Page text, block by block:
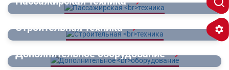
Строительнаятехника
Дополнительноеоборудование